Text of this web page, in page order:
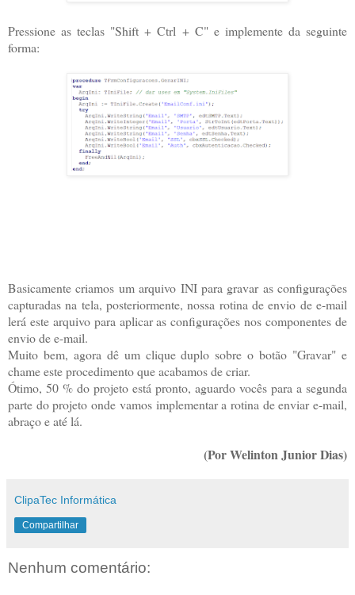
Pressione as teclas "Shift + Ctrl + C" e implemente da seguinte
forma:
Basicamente criamos um arquivo INI para gravar as configurações
capturadas na tela, posteriormente, nossa rotina de envio de e-mail
lerá este arquivo para aplicar as configurações nos componentes de
envio de e-mail.
Muito bem, agora dê um clique duplo sobre o botão "Gravar" e
chame este procedimento que acabamos de criar.
Ótimo, 50 % do projeto está pronto, aguardo vocês para a segunda
parte do projeto onde vamos implementar a rotina de enviar e-mail,
abraço e até lá.
(Por Welinton Junior Dias)
ClipaTec Informática
Compartilhar
Nenhum comentário: